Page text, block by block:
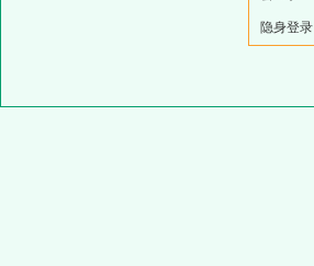
隐身登录